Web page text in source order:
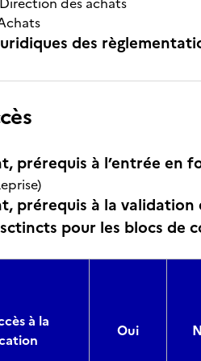
des
prérequis à l’entrée en
prérequis à la
pour les blocs de
à la
Oui